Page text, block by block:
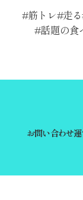
筋トレ 走る
話題の食
お問い合わせ